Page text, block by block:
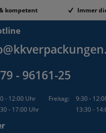
kompetent
Immer
- 96161-25
- 12:00 Uhr Freitag:
9:30 -
- 17:00 Uhr
13:30 -